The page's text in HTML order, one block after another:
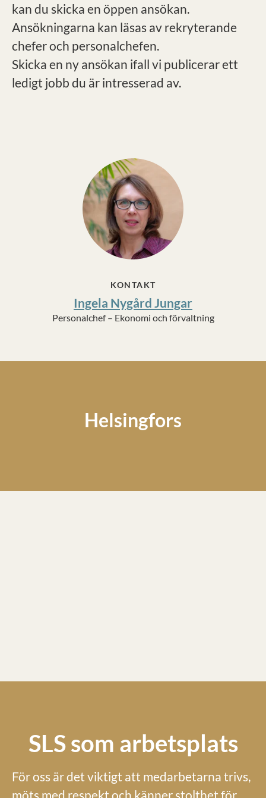
kan du skicka en öppen ansökan.
Ansökningarna kan läsas av rekryterande
chefer och personalchefen.
Skicka en ny ansökan ifall vi publicerar ett
ledigt jobb du är intresserad av.
KONTAKT
Ingela Nygård Jungar
Personalchef – Ekonomi och förvaltning
Helsingfors
SLS som arbetsplats
För oss är det viktigt att medarbetarna trivs,
möts med respekt och känner stolthet för